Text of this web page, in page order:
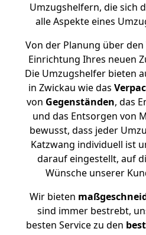
Umzugshelfern, die sich
alle Aspekte eines
Von der Planung über
Einrichtung Ihres neuen
Die Umzugshelfer bieten
in Zwickau wie das
von Gegenständen, das
und das Entsorgen von
bewusst, dass jeder
Katzwang individuell ist
darauf eingestellt, auf
Wünsche unserer
Wir bieten
sind immer bestrebt,
besten Service zu den